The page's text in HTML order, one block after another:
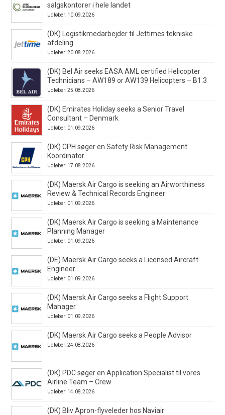
salgskontorer i hele landet
Udløber: 10.09.2026
(DK) Logistikmedarbejder til Jettimes tekniske
afdeling
Udløber: 20.08.2026
(DK) Bel Air seeks EASA AML certified Helicopter
Technicians – AW189 or AW139 Helicopters – B1.3
Udløber: 25.08.2026
(DK) Emirates Holiday seeks a Senior Travel
Consultant – Denmark
Udløber: 01.09.2026
(DK) CPH søger en Safety Risk Management
Koordinator
Udløber: 17.08.2026
(DK) Maersk Air Cargo is seeking an Airworthiness
Review & Technical Records Engineer
Udløber: 01.09.2026
(DK) Maersk Air Cargo is seeking a Maintenance
Planning Manager
Udløber: 01.09.2026
(DE) Maersk Air Cargo seeks a Licensed Aircraft
Engineer
Udløber: 01.09.2026
(DK) Maersk Air Cargo seeks a Flight Support
Manager
Udløber: 01.09.2026
(DK) Maersk Air Cargo seeks a People Advisor
Udløber: 24.08.2026
(DK) PDC søger en Application Specialist til vores
Airline Team – Crew
Udløber: 14.08.2026
(DK) Bliv Apron-flyveleder hos Naviair